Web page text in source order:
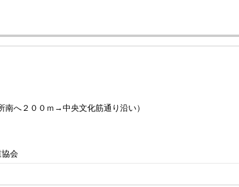
へ２００ｍ→中央文化筋通り沿い）
協会